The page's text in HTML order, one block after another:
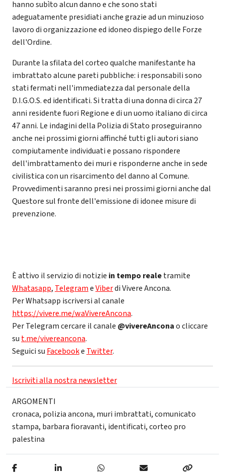
hanno subìto alcun danno e che sono stati
adeguatamente presidiati anche grazie ad un minuzioso
lavoro di organizzazione ed idoneo dispiego delle Forze
dell'Ordine.
Durante la sfilata del corteo qualche manifestante ha
imbrattato alcune pareti pubbliche: i responsabili sono
stati fermati nell'immediatezza dal personale della
D.I.G.O.S. ed identificati. Si tratta di una donna di circa 27
anni residente fuori Regione e di un uomo italiano di circa
47 anni. Le indagini della Polizia di Stato proseguiranno
anche nei prossimi giorni affinché tutti gli autori siano
compiutamente individuati e possano rispondere
dell'imbrattamento dei muri e risponderne anche in sede
civilistica con un risarcimento del danno al Comune.
Provvedimenti saranno presi nei prossimi giorni anche dal
Questore sul fronte dell'emissione di idonee misure di
prevenzione.
È attivo il servizio di notizie in tempo realetramite
Whatasapp, TelegrameViberdi Vivere Ancona.
Per Whatsapp iscriversi al canale
https://vivere.me/waVivereAncona.
Per Telegram cercare il canale @vivereAnconao cliccare
su t.me/vivereancona.
Seguici su Facebooke Twitter.
Iscriviti alla nostra newsletter
ARGOMENTI
cronaca, polizia ancona, muri imbrattati,comunicato
stampa, barbara fioravanti, identificati,corteo pro
palestina